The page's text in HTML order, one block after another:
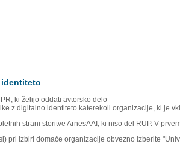
ki želijo oddati avtorsko delo
z digitalno identiteto katerekoli organizacije, ki je
strani storitve ArnesAAI, ki niso del RUP. V
pri izbiri domače organizacije obvezno izberite